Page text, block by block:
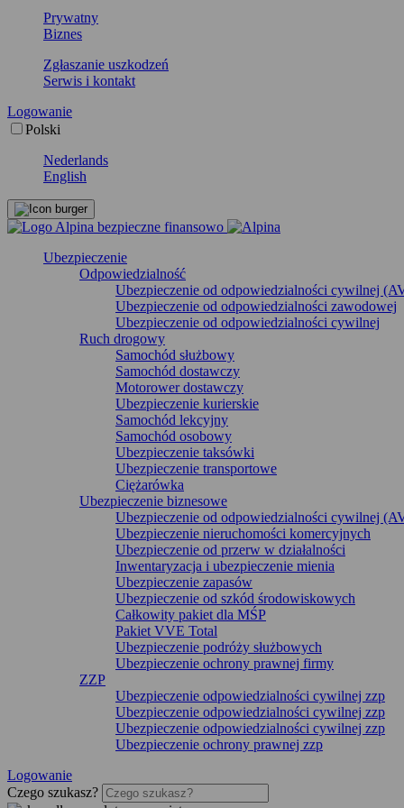
Prywatny
Biznes
Zgłaszanie uszkodzeń
Serwis i kontakt
Logowanie
Polski
Nederlands
English
Ubezpieczenie
Odpowiedzialność
Ubezpieczenie od odpowiedzialności cywilnej
Ubezpieczenie od odpowiedzialności zawodowej
Ubezpieczenie od odpowiedzialności cywilnej
Ruch drogowy
Samochód służbowy
Samochód dostawczy
Motorower dostawczy
Ubezpieczenie kurierskie
Samochód lekcyjny
Samochód osobowy
Ubezpieczenie taksówki
Ubezpieczenie transportowe
Ciężarówka
Ubezpieczenie biznesowe
Ubezpieczenie od odpowiedzialności cywilnej
Ubezpieczenie nieruchomości komercyjnych
Ubezpieczenie od przerw w działalności
Inwentaryzacja i ubezpieczenie mienia
Ubezpieczenie zapasów
Ubezpieczenie od szkód środowiskowych
Całkowity pakiet dla MŚP
Pakiet VVE Total
Ubezpieczenie podróży służbowych
Ubezpieczenie ochrony prawnej firmy
ZZP
Ubezpieczenie odpowiedzialności cywilnej zzp
Ubezpieczenie odpowiedzialności cywilnej zzp
Ubezpieczenie odpowiedzialności cywilnej zzp
Ubezpieczenie ochrony prawnej zzp
Logowanie
Czego szukasz?